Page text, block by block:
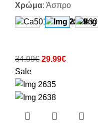
Χρώμα: Άσπρο
34.99€ 29.99€
Sale